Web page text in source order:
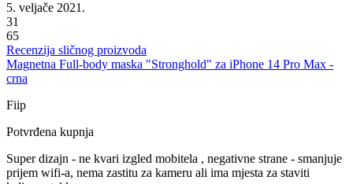
5. veljače 2021.
31
65
Recenzija sličnog proizvoda
Magnetna Full-body maska "Stronghold" za iPhone 14 Pro Max -
crna
Fiip
Potvrđena kupnja
Super dizajn - ne kvari izgled mobitela , negativne strane - smanjuje
prijem wifi-a, nema zastitu za kameru ali ima mjesta za staviti